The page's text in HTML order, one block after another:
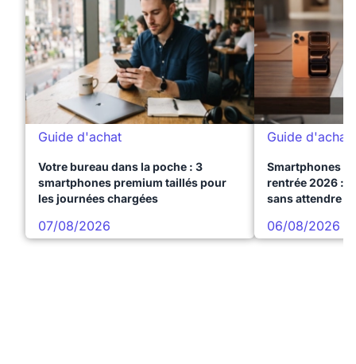
Guide d'achat
Votre bureau dans la poche : 3
smartphones premium taillés pour
les journées chargées
07/08/2026
Guide d'achat
Smartphones
rentrée 2026 :
sans attendre
06/08/2026